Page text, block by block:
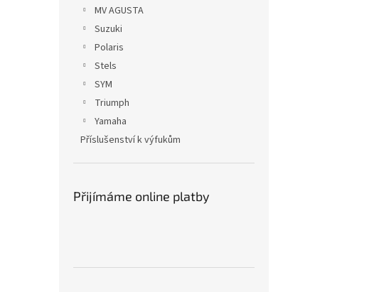
MV AGUSTA
Suzuki
Polaris
Stels
SYM
Triumph
Yamaha
Příslušenství k výfukům
Přijímáme online platby